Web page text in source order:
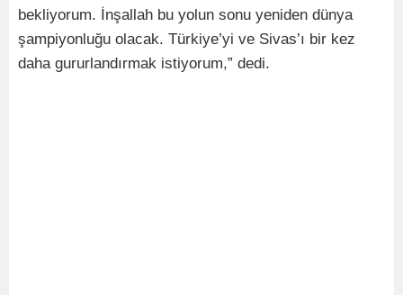
bekliyorum. İnşallah bu yolun sonu yeniden dünya
şampiyonluğu olacak. Türkiye’yi ve Sivas’ı bir kez
daha gururlandırmak istiyorum,” dedi.